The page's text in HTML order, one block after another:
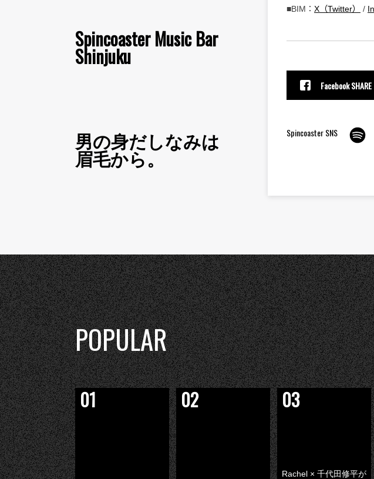
Spincoaster Music Bar
Shinjuku
男の身だしなみは
眉毛から。
■BIM： X（Twitter） /
Facebook SHARE
Spincoaster SNS
POPULAR
Rachel × 千代田修平が